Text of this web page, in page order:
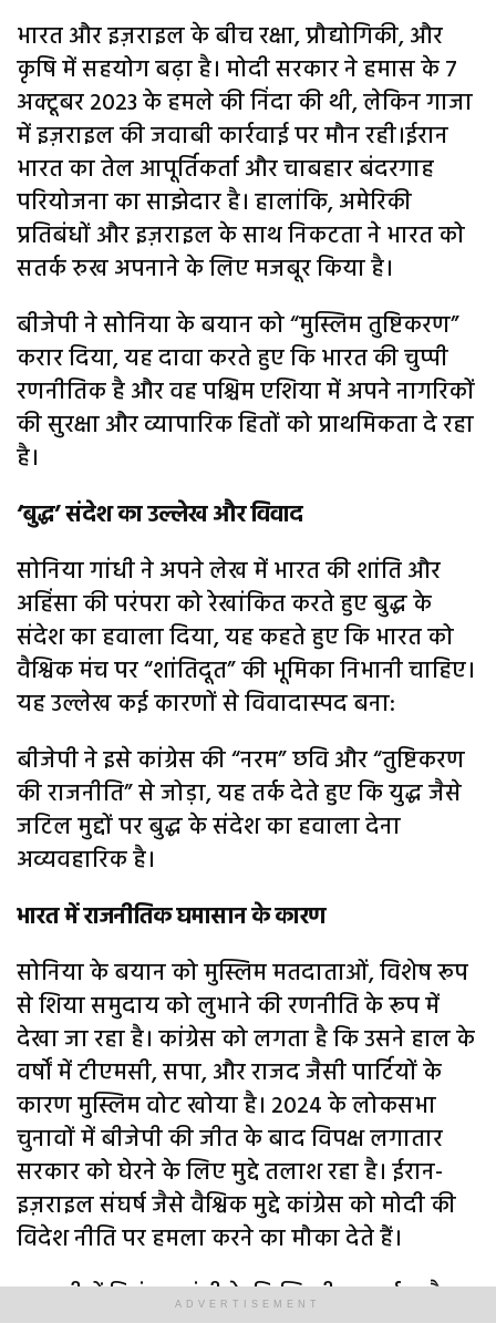
भारत और इज़राइल के बीच रक्षा, प्रौद्योगिकी, और
कृषि में सहयोग बढ़ा है। मोदी सरकार ने हमास के 7
अक्टूबर 2023 के हमले की निंदा की थी, लेकिन गाजा
में इज़राइल की जवाबी कार्रवाई पर मौन रही।ईरान
भारत का तेल आपूर्तिकर्ता और चाबहार बंदरगाह
परियोजना का साझेदार है। हालांकि, अमेरिकी
प्रतिबंधों और इज़राइल के साथ निकटता ने भारत को
सतर्क रुख अपनाने के लिए मजबूर किया है।
बीजेपी ने सोनिया के बयान को “मुस्लिम तुष्टिकरण”
करार दिया, यह दावा करते हुए कि भारत की चुप्पी
रणनीतिक है और वह पश्चिम एशिया में अपने नागरिकों
की सुरक्षा और व्यापारिक हितों को प्राथमिकता दे रहा
है।
‘बुद्ध’ संदेश का उल्लेख और विवाद
सोनिया गांधी ने अपने लेख में भारत की शांति और
अहिंसा की परंपरा को रेखांकित करते हुए बुद्ध के
संदेश का हवाला दिया, यह कहते हुए कि भारत को
वैश्विक मंच पर “शांतिदूत” की भूमिका निभानी चाहिए।
यह उल्लेख कई कारणों से विवादास्पद बना:
बीजेपी ने इसे कांग्रेस की “नरम” छवि और “तुष्टिकरण
की राजनीति” से जोड़ा, यह तर्क देते हुए कि युद्ध जैसे
जटिल मुद्दों पर बुद्ध के संदेश का हवाला देना
अव्यवहारिक है।
भारत में राजनीतिक घमासान के कारण
सोनिया के बयान को मुस्लिम मतदाताओं, विशेष रूप
से शिया समुदाय को लुभाने की रणनीति के रूप में
देखा जा रहा है। कांग्रेस को लगता है कि उसने हाल के
वर्षों में टीएमसी, सपा, और राजद जैसी पार्टियों के
कारण मुस्लिम वोट खोया है। 2024 के लोकसभा
चुनावों में बीजेपी की जीत के बाद विपक्ष लगातार
सरकार को घेरने के लिए मुद्दे तलाश रहा है। ईरान-
इज़राइल संघर्ष जैसे वैश्विक मुद्दे कांग्रेस को मोदी की
विदेश नीति पर हमला करने का मौका देते हैं।
हाल ही में प्रियंका गांधी के फिलिस्तीन समर्थक बैग
ADVERTISEMENT